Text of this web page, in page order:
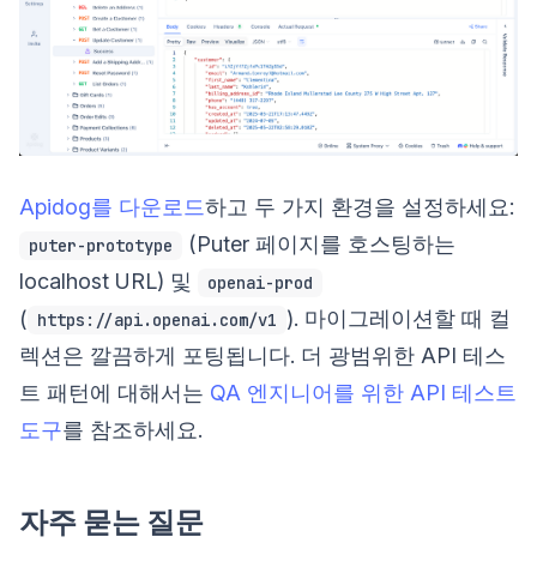
Apidog를 다운로드하고 두 가지 환경을 설정하세요:
puter-prototype
(Puter 페이지를 호스팅하는
localhost URL) 및
openai-prod
( https://api.openai.com/v1 ). 마이그레이션할 때 컬
렉션은 깔끔하게 포팅됩니다. 더 광범위한 API 테스
트 패턴에 대해서는 QA 엔지니어를 위한 API 테스트
도구를 참조하세요.
자주 묻는 질문